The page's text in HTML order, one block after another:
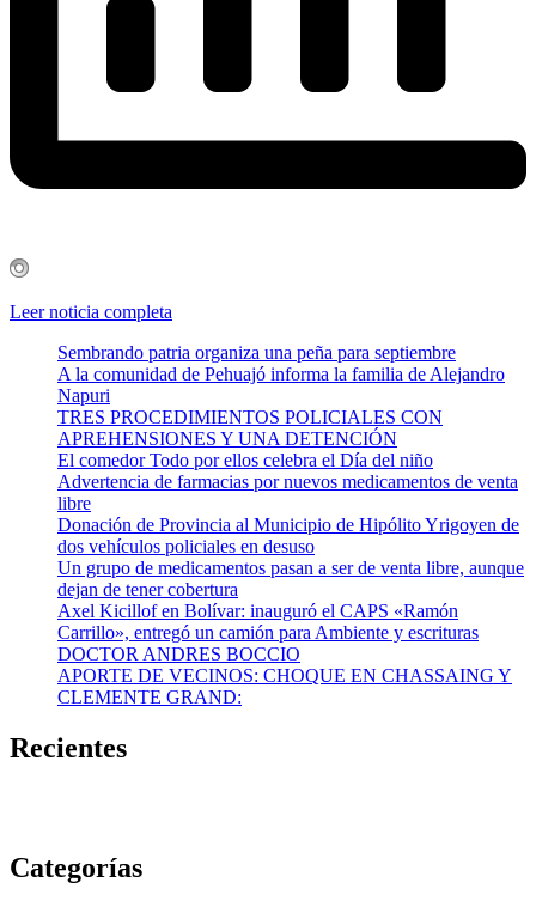
Leer noticia completa
Sembrando patria organiza una peña para septiembre
A la comunidad de Pehuajó informa la familia de Alejandro
Napuri
TRES PROCEDIMIENTOS POLICIALES CON
APREHENSIONES Y UNA DETENCIÓN
El comedor Todo por ellos celebra el Día del niño
Advertencia de farmacias por nuevos medicamentos de venta
libre
Donación de Provincia al Municipio de Hipólito Yrigoyen de
dos vehículos policiales en desuso
Un grupo de medicamentos pasan a ser de venta libre, aunque
dejan de tener cobertura
Axel Kicillof en Bolívar: inauguró el CAPS «Ramón
Carrillo», entregó un camión para Ambiente y escrituras
DOCTOR ANDRES BOCCIO
APORTE DE VECINOS: CHOQUE EN CHASSAING Y
CLEMENTE GRAND:
Recientes
Categorías